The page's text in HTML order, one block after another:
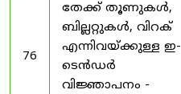
76
തേക്ക് തൂണുകൾ,
ബില്ലറ്റുകൾ, വിറക്
എന്നിവയ്ക്കുള്ള ഇ-
ടെൻഡർ
വിജ്ഞാപനം -